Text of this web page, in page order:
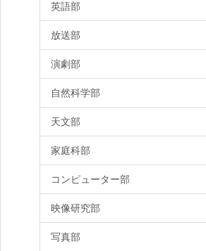
英語部
放送部
演劇部
自然科学部
天文部
家庭科部
コンピューター部
映像研究部
写真部